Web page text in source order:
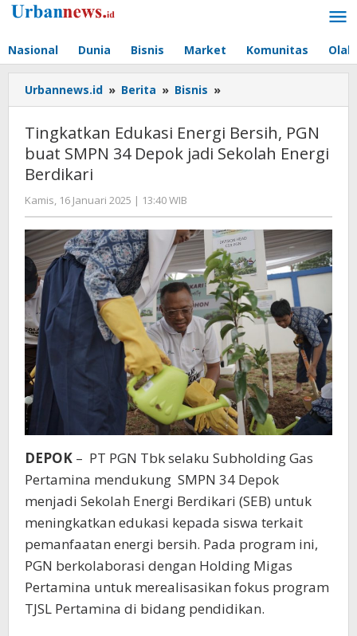
Lewati
Nasional Dunia Bisnis Market Komunitas
Urbannews.id » Berita » Bisnis »
Edukasi
Bersih,
PGN
Depok
jadi
Sekolah
Energi
Berdikari
Tingkatkan Edukasi Energi Bersih, PGN
buat SMPN 34 Depok jadi Sekolah Energi
Berdikari
Kamis, 16 Januari 2025 | 13:40 WIB
Hengki
Seprihadi
DEPOK – PT PGN Tbk selaku Subholding Gas
Pertamina mendukung SMPN 34 Depok
menjadi Sekolah Energi Berdikari (SEB) untuk
meningkatkan edukasi kepada siswa terkait
pemanfaatan energi bersih. Pada program ini,
PGN berkolaborasi dengan Holding Migas
Pertamina untuk merealisasikan fokus program
TJSL Pertamina di bidang pendidikan.